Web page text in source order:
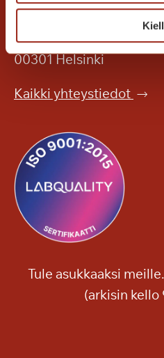
Mannerheimintie 164 PL
00301 Helsinki
Kaikki yhteystiedot
Tule asukkaaksi
(arkisin kello